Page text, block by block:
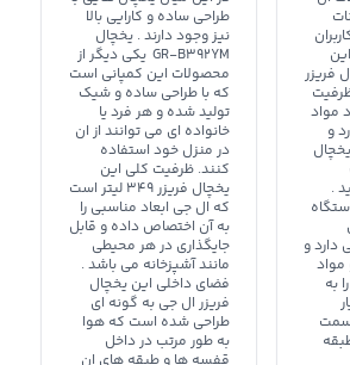
فریزر
مواد
و
.
دارد و
مواد
به
طراحی ساده و کارایی بالا
نیز وجود دارند . یخچال
GR-B392YM یکی دیگر از
محصولات این کمپانی است
که با طراحی ساده و شیک
تولید شده و هر فرد یا
خانواده ای می توانند از ان
در منزل خود استفاده
کنند. ظرفیت کلی این
یخچال فریزر 349 لیتر است
که ال جی ابعاد مناسبی را
به آن اختصاص داده و قابل
جایگذاری در هر محیطی
مانند آشپزخانه می باشد .
فضای داخلی این یخچال
فریزر ال جی به گونه ای
طراحی شده است که هوا
به طور مرتب در داخل